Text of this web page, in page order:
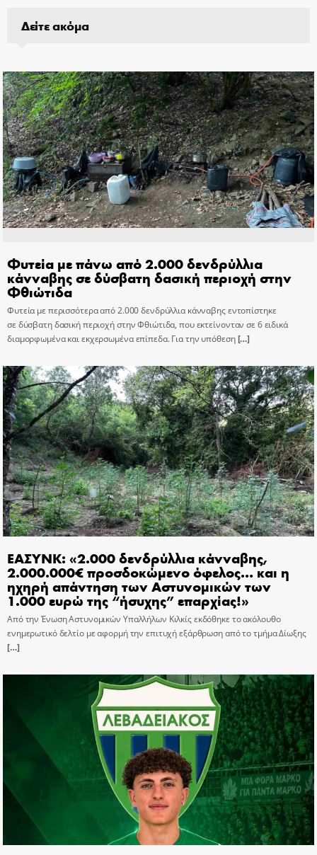
Δείτε ακόμα
Φυτεία με πάνω από 2.000 δενδρύλλια
κάνναβης σε δύσβατη δασική περιοχή στην
Φθιώτιδα
Φυτεία με περισσότερα από 2.000 δενδρύλλια κάνναβης εντοπίστηκε
σε δύσβατη δασική περιοχή στην Φθιώτιδα, που εκτείνονταν σε 6 ειδικά
διαμορφωμένα και εκχερσωμένα επίπεδα. Για την υπόθεση[…]
ΕΑΣΥΝΚ: «2.000 δενδρύλλια κάνναβης,
2.000.000€ προσδοκώμενο όφελος… και η
ηχηρή απάντηση των Αστυνομικών των
1.000 ευρώ της “ήσυχης” επαρχίας!»
Από την Ένωση Αστυνομικών Υπαλλήλων Κιλκίς εκδόθηκε το ακόλουθο
ενημερωτικό δελτίο με αφορμή την επιτυχή εξάρθρωση από το τμήμα Δίωξης
[…]